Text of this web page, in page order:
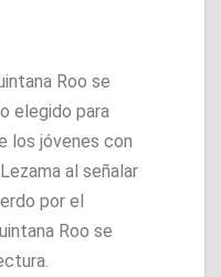
Roo se
elegido para
los jóvenes con
al señalar
por el
Roo se